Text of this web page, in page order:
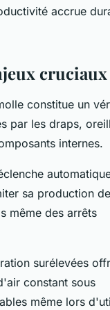
accrue
cruciaux
constitue un
par les draps,
internes.
sa production de
même des arrêts
surélevées
constant sous
même lors